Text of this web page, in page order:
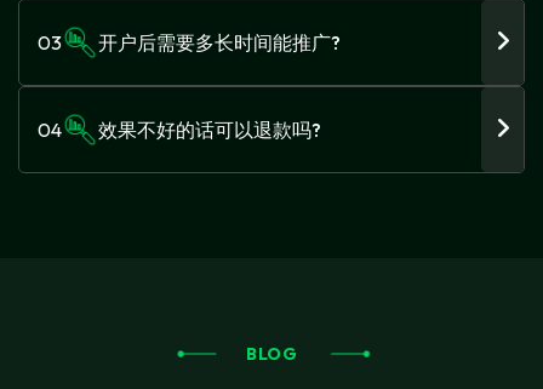
03 开户后需要多长时间能推广?
04 效果不好的话可以退款吗?
BLOG